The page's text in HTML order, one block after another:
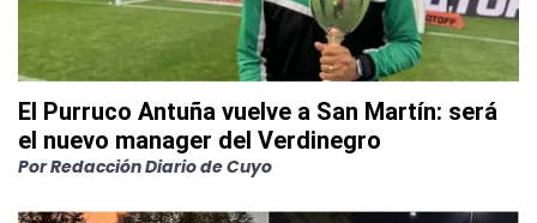
El Purruco Antuña vuelve a San Martín: será
el nuevo manager del Verdinegro
PorRedacción Diario de Cuyo